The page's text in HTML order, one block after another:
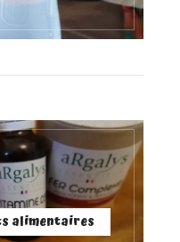
alimentaires